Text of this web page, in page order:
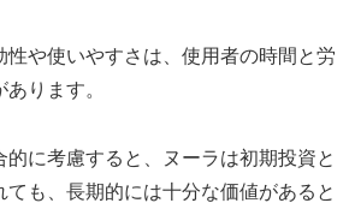
性や使いやすさは、使用者の時間と労
ります。
的に考慮すると、ヌーラは初期投資と
ても、長期的には十分な価値があると